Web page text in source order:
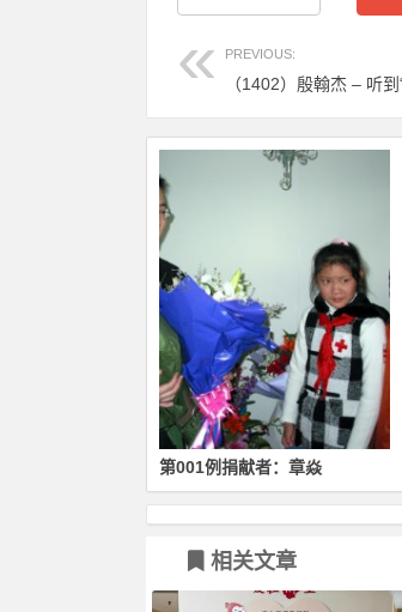
PREVIOUS:
第100例捐献者：郑卫军
相关文章